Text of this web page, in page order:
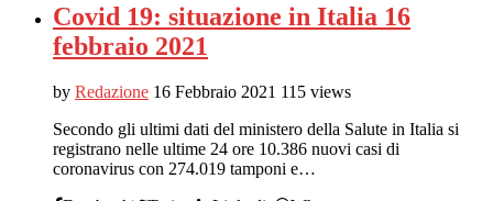
Covid 19: situazione in Italia 16
febbraio 2021
by Redazione 16 Febbraio 2021 115 views
Secondo gli ultimi dati del ministero della Salute in Italia si
registrano nelle ultime 24 ore 10.386 nuovi casi di
coronavirus con 274.019 tamponi e…